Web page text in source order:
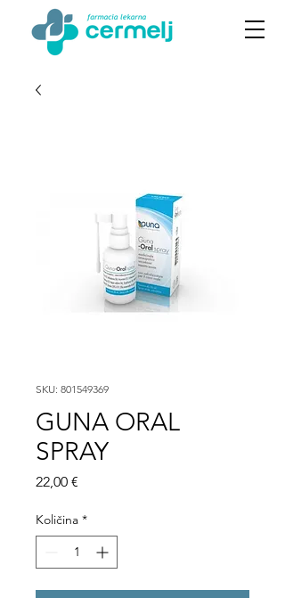
SKU: 801549369
GUNA ORAL
SPRAY
22,00 €
Količina *